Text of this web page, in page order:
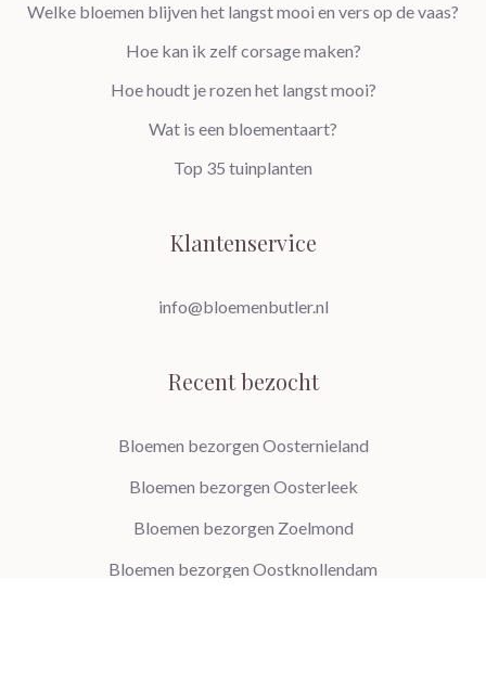
Welke bloemen blijven het langst mooi en vers op de vaas?
Hoe kan ik zelf corsage maken?
Hoe houdt je rozen het langst mooi?
Wat is een bloementaart?
Top 35 tuinplanten
Klantenservice
info@bloemenbutler.nl
Recent bezocht
Bloemen bezorgen Oosternieland
Bloemen bezorgen Oosterleek
Bloemen bezorgen Zoelmond
Bloemen bezorgen Oostknollendam